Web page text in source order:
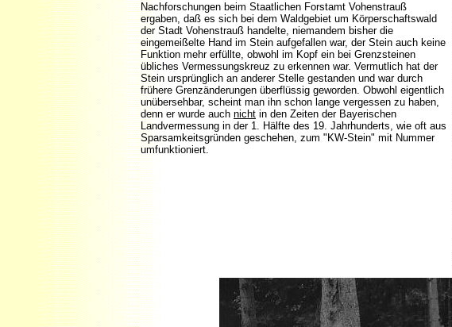
Nachforschungen beim Staatlichen Forstamt Vohenstrauß
ergaben, daß es sich bei dem Waldgebiet um Körperschaftswald
der Stadt Vohenstrauß handelte, niemandem bisher die
eingemeißelte Hand im Stein aufgefallen war, der Stein auch keine
Funktion mehr erfüllte, obwohl im Kopf ein bei Grenzsteinen
übliches Vermessungskreuz zu erkennen war. Vermutlich hat der
Stein ursprünglich an anderer Stelle gestanden und war durch
frühere Grenzänderungen überflüssig geworden. Obwohl eigentlich
unübersehbar, scheint man ihn schon lange vergessen zu haben,
denn er wurde auch nicht in den Zeiten der Bayerischen
Landvermessung in der 1. Hälfte des 19. Jahrhunderts, wie oft aus
Sparsamkeitsgründen geschehen, zum "KW-Stein" mit Nummer
umfunktioniert.